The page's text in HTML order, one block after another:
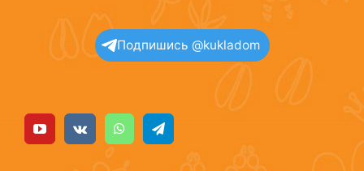
Подпишись @kukladom